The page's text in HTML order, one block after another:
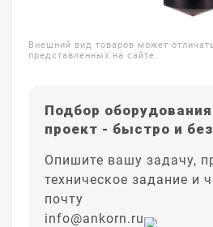
Внешний вид товаров может
представленных на сайте.
Подбор
проект - быстро и
Опишите вашу задачу,
техническое задание и
почту
info@ankorn.ru